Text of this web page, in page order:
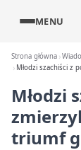
MENU
Strona główna
Młodzi szachiści z
Młodzi
triumf